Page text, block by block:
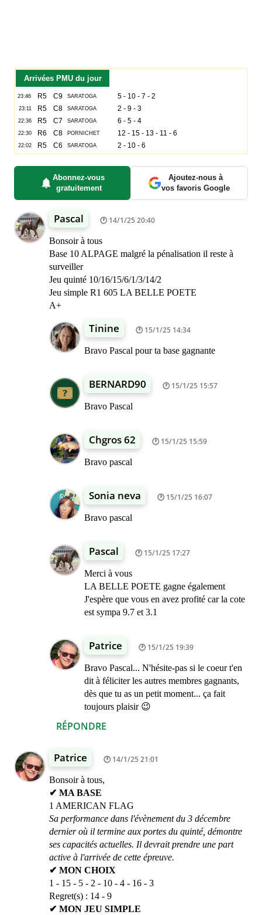
Arrivées PMU du jour
Abonnez-vous
gratuitement
Ajoutez-nous à
vos favoris Google
Pascal 14/1/25 20:40
Bonsoir à tous
Base 10 ALPAGE malgré la pénalisation il reste à
surveiller
Jeu quinté 10/16/15/6/1/3/14/2
Jeu simple R1 605 LA BELLE POETE
A+
RÉPONDRE
Tinine 15/1/25 14:34
Bravo Pascal pour ta base gagnante
BERNARD90 15/1/25 15:57
Bravo Pascal
Chgros 62 15/1/25 15:59
Bravo pascal
Sonia neva 15/1/25 16:07
Bravo pascal
Pascal 15/1/25 17:27
Merci à vous
LA BELLE POETE gagne également
J'espère que vous en avez profité car la cote
est sympa 9.7 et 3.1
Patrice 15/1/25 19:39
Bravo Pascal... N'hésite-pas si le coeur t'en
dit à féliciter les autres membres gagnants,
dès que tu as un petit moment... ça fait
toujours plaisir 😉
Patrice 14/1/25 21:01
Bonsoir à tous,
✔ MA BASE
1 AMERICAN FLAG
Sa performance dans l'évènement du 3 décembre
dernier où il termine aux portes du quinté, démontre
ses capacités actuelles. Il devrait prendre une part
active à l'arrivée de cette épreuve.
✔ MON CHOIX
1 - 15 - 5 - 2 - 10 - 4 - 16 - 3
Regret(s) : 14 - 9
✔ MON JEU SIMPLE